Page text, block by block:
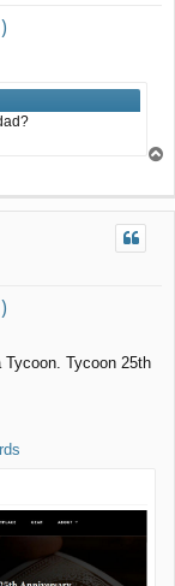
r
i
Tycoon 25th